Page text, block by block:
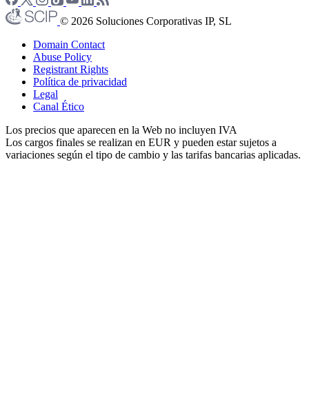
© 2026 Soluciones Corporativas IP, SL
Domain Contact
Abuse Policy
Registrant Rights
Política de privacidad
Legal
Canal Ético
Los precios que aparecen en la Web no incluyen IVA
Los cargos finales se realizan en EUR y pueden estar sujetos a
variaciones según el tipo de cambio y las tarifas bancarias aplicadas.